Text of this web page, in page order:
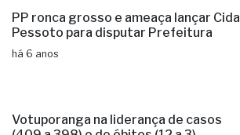
PP ronca grosso e ameaça lançar Cida
Pessoto para disputar Prefeitura
há 6 anos
Votuporanga na liderança de casos